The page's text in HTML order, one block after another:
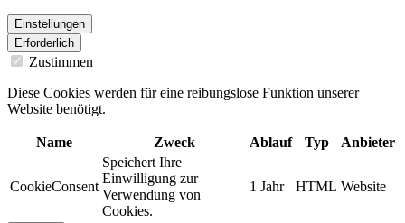
Einstellungen
Erforderlich
Zustimmen
Diese Cookies werden für eine reibungslose Funktion unserer
Website benötigt.
Name Zweck Ablauf Typ Anbieter
CookieConsent
Speichert Ihre
Einwilligung zur
Verwendung von
Cookies.
1 Jahr HTML Website